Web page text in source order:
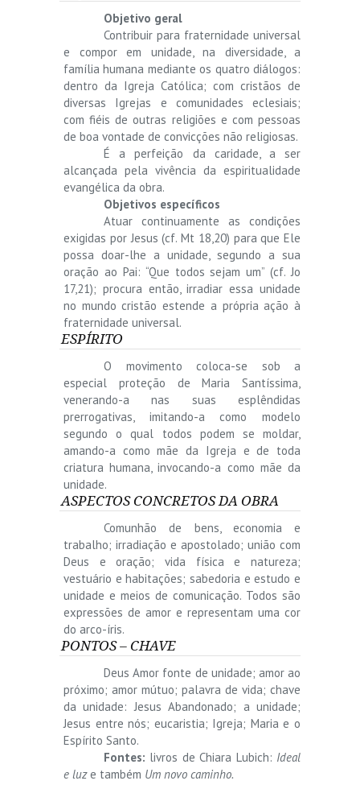
Objetivo geral
Contribuir para fraternidade universal
e compor em unidade, na diversidade, a
família humana mediante os quatro diálogos:
dentro da Igreja Católica; com cristãos de
diversas Igrejas e comunidades eclesiais;
com fiéis de outras religiões e com pessoas
de boa vontade de convicções não religiosas.
É a perfeição da caridade, a ser
alcançada pela vivência da espiritualidade
evangélica da obra.
Objetivos específicos
Atuar continuamente as condições
exigidas por Jesus (cf. Mt 18,20) para que Ele
possa doar-lhe a unidade, segundo a sua
oração ao Pai: “Que todos sejam um” (cf. Jo
17,21); procura então, irradiar essa unidade
no mundo cristão estende a própria ação à
fraternidade universal.
ESPÍRITO
O movimento coloca-se sob a
especial proteção de Maria Santíssima,
venerando-a nas suas esplêndidas
prerrogativas, imitando-a como modelo
segundo o qual todos podem se moldar,
amando-a como mãe da Igreja e de toda
criatura humana, invocando-a como mãe da
unidade.
ASPECTOS CONCRETOS DA OBRA
Comunhão de bens, economia e
trabalho; irradiação e apostolado; união com
Deus e oração; vida física e natureza;
vestuário e habitações; sabedoria e estudo e
unidade e meios de comunicação. Todos são
expressões de amor e representam uma cor
do arco-íris.
PONTOS – CHAVE
Deus Amor fonte de unidade; amor ao
próximo; amor mútuo; palavra de vida; chave
da unidade: Jesus Abandonado; a unidade;
Jesus entre nós; eucaristia; Igreja; Maria e o
Espírito Santo.
Fontes: livros de Chiara Lubich: Ideal
e luze também Um novo caminho.